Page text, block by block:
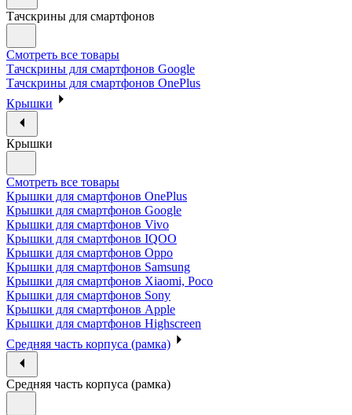
Тачскрины для смартфонов
Смотреть все товары
Тачскрины для смартфонов Google
Тачскрины для смартфонов OnePlus
Крышки
Крышки
Смотреть все товары
Крышки для смартфонов OnePlus
Крышки для смартфонов Google
Крышки для смартфонов Vivo
Крышки для смартфонов IQOO
Крышки для смартфонов Oppo
Крышки для смартфонов Samsung
Крышки для смартфонов Xiaomi, Poco
Крышки для смартфонов Sony
Крышки для смартфонов Apple
Крышки для смартфонов Highscreen
Средняя часть корпуса (рамка)
Средняя часть корпуса (рамка)